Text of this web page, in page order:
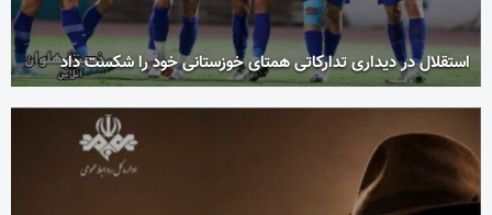
استقلال در دیداری تدارکاتی همتای خوزستانی خود را شکست داد